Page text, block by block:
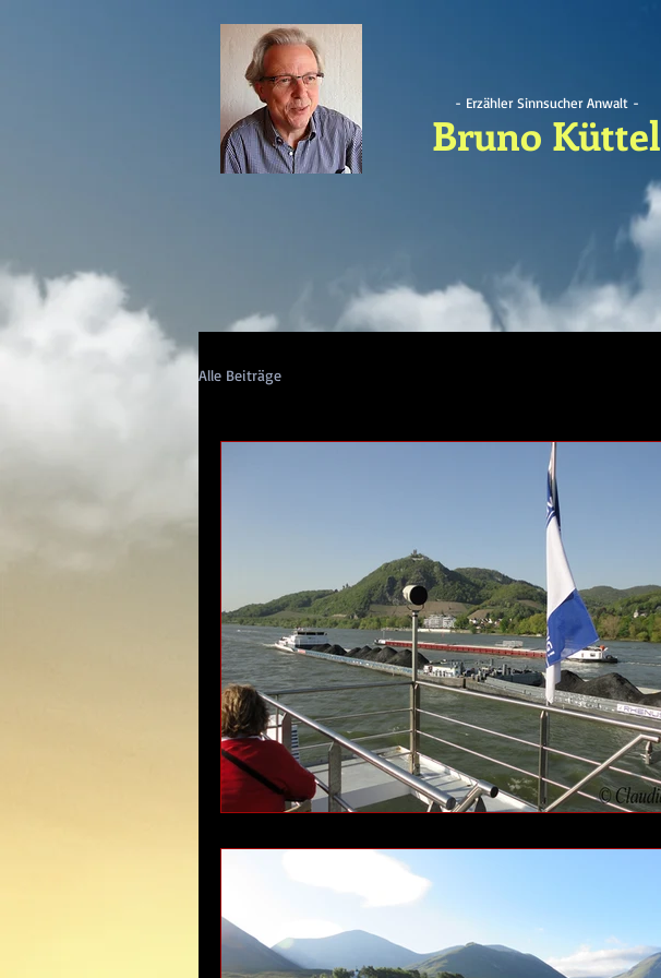
- Erzähler Sinnsucher Anwalt -
Bruno Küttel
Alle Beiträge